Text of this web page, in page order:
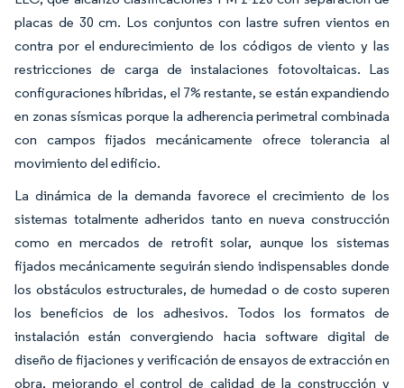
placas de 30 cm. Los conjuntos con lastre sufren vientos en
contra por el endurecimiento de los códigos de viento y las
restricciones de carga de instalaciones fotovoltaicas. Las
configuraciones híbridas, el 7% restante, se están expandiendo
en zonas sísmicas porque la adherencia perimetral combinada
con campos fijados mecánicamente ofrece tolerancia al
movimiento del edificio.
La dinámica de la demanda favorece el crecimiento de los
sistemas totalmente adheridos tanto en nueva construcción
como en mercados de retrofit solar, aunque los sistemas
fijados mecánicamente seguirán siendo indispensables donde
los obstáculos estructurales, de humedad o de costo superen
los beneficios de los adhesivos. Todos los formatos de
instalación están convergiendo hacia software digital de
diseño de fijaciones y verificación de ensayos de extracción en
obra, mejorando el control de calidad de la construcción y